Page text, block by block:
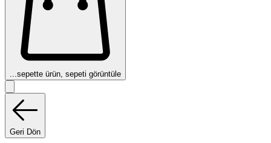
...sepette ürün, sepeti görüntüle
Geri Dön